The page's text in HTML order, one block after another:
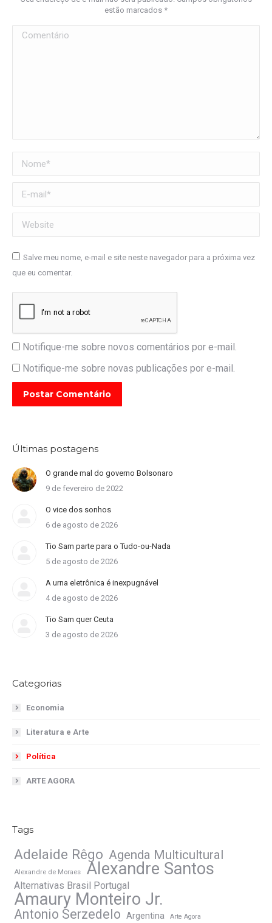
estão marcados *
Comentário
Nome *
E-mail *
Website
Salve meu nome, e-mail e site neste navegador para a próxima vez
que eu comentar.
Notifique-me sobre novos comentários por e-mail.
Notifique-me sobre novas publicações por e-mail.
Postar Comentário
Últimas postagens
O grande mal do governo Bolsonaro
9 de fevereiro de 2022
O vice dos sonhos
6 de agosto de 2026
Tio Sam parte para o Tudo-ou-Nada
5 de agosto de 2026
A urna eletrônica é inexpugnável
4 de agosto de 2026
Tio Sam quer Ceuta
3 de agosto de 2026
Categorias
Economia
Literatura e Arte
Política
ARTE AGORA
Tags
Adelaide Rêgo Agenda Multicultural
Alexandre de Moraes Alexandre Santos
Alternativas Brasil Portugal
Amaury Monteiro Jr.
Antonio Serzedelo Argentina Arte Agora